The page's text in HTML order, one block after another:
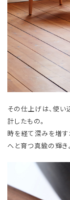
その仕上げは、使い
計したもの。
時を経て深みを増
へと育つ真鍮の輝き。